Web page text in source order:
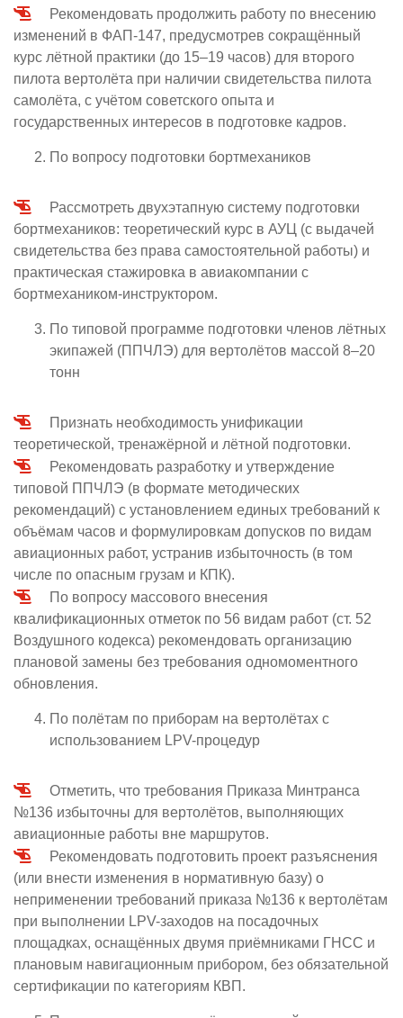
Рекомендовать продолжить работу по внесению
изменений в ФАП-147, предусмотрев сокращённый
курс лётной практики (до 15–19 часов) для второго
пилота вертолёта при наличии свидетельства пилота
самолёта, с учётом советского опыта и
государственных интересов в подготовке кадров.
По вопросу подготовки бортмехаников
Рассмотреть двухэтапную систему подготовки
бортмехаников: теоретический курс в АУЦ (с выдачей
свидетельства без права самостоятельной работы) и
практическая стажировка в авиакомпании с
бортмехаником-инструктором.
По типовой программе подготовки членов лётных
экипажей (ППЧЛЭ) для вертолётов массой 8–20
тонн
Признать необходимость унификации
теоретической, тренажёрной и лётной подготовки.
Рекомендовать разработку и утверждение
типовой ППЧЛЭ (в формате методических
рекомендаций) с установлением единых требований к
объёмам часов и формулировкам допусков по видам
авиационных работ, устранив избыточность (в том
числе по опасным грузам и КПК).
По вопросу массового внесения
квалификационных отметок по 56 видам работ (ст. 52
Воздушного кодекса) рекомендовать организацию
плановой замены без требования одномоментного
обновления.
По полётам по приборам на вертолётах с
использованием LPV-процедур
Отметить, что требования Приказа Минтранса
№136 избыточны для вертолётов, выполняющих
авиационные работы вне маршрутов.
Рекомендовать подготовить проект разъяснения
(или внести изменения в нормативную базу) о
неприменении требований приказа №136 к вертолётам
при выполнении LPV-заходов на посадочных
площадках, оснащённых двумя приёмниками ГНСС и
плановым навигационным прибором, без обязательной
сертификации по категориям КВП.